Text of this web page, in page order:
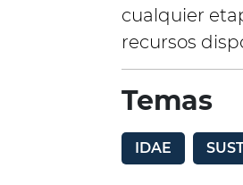
cualquier
recursos
Temas
IDAE